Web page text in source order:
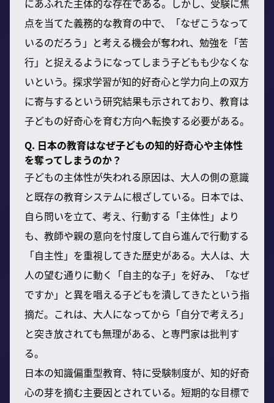
点を当てた義務的な教育の中で、「なぜこうなって
いるのだろう」と考える機会が奪われ、勉強を「苦
行」と捉えるようになってしまう子どもも少なくな
いという。探求学習が知的好奇心と学力向上の双方
に寄与するという研究結果も示されており、教育は
子どもの好奇心を育む方向へ転換する必要がある。
Q. 日本の教育はなぜ子どもの知的好奇心や主体性
を奪ってしまうのか？
子どもの主体性が失われる原因は、大人の側の意識
と既存の教育システムに根ざしている。日本では、
自ら問いを立て、考え、行動する「主体性」より
も、教師や親の意向を忖度して自ら進んで行動する
「自主性」を重視してきた歴史がある。大人は、大
人の望む通りに動く「自主的な子」を好み、「なぜ
ですか」と異を唱える子どもを潰してきたという指
摘だ。これは、大人になってから「自分で考えろ」
と突き放されても無理がある、と専門家は批判す
る。
日本の知識偏重型教育、特に受験制度が、知的好奇
心の芽を摘む主要因とされている。短期的な目標で